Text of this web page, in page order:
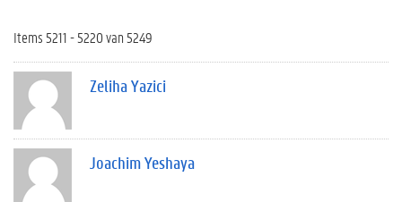
Items 5211 - 5220 van 5249
Zeliha Yazici
Joachim Yeshaya